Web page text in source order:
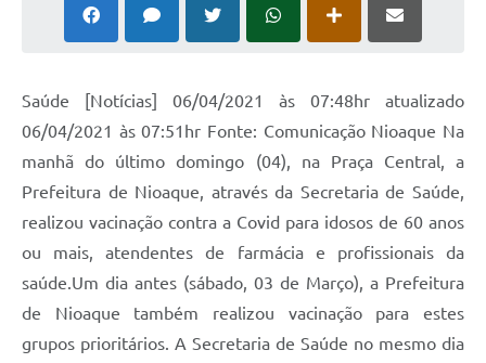
Saúde [Notícias] 06/04/2021 às 07:48hr atualizado
06/04/2021 às 07:51hr Fonte: Comunicação Nioaque Na
manhã do último domingo (04), na Praça Central, a
Prefeitura de Nioaque, através da Secretaria de Saúde,
realizou vacinação contra a Covid para idosos de 60 anos
ou mais, atendentes de farmácia e profissionais da
saúde.Um dia antes (sábado, 03 de Março), a Prefeitura
de Nioaque também realizou vacinação para estes
grupos prioritários. A Secretaria de Saúde no mesmo dia